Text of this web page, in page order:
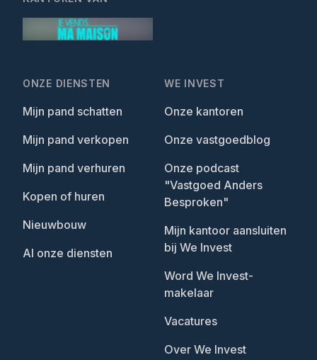
ONZE DIENSTEN
Mijn pand schatten
Mijn pand verkopen
Mijn pand verhuren
Kopen of huren
Nieuwbouw
Al onze diensten
WE INVEST
Onze kantoren
Onze vastgoedblog
Onze podcast
"Vastgoed Anders
Besproken"
Mijn kantoor aansluiten
bij We Invest
Word We Invest-
makelaar
Vacatures
Over We Invest